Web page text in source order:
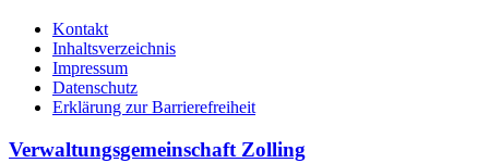
Kontakt
Inhaltsverzeichnis
Impressum
Datenschutz
Erklärung zur Barrierefreiheit
Verwaltungsgemeinschaft Zolling